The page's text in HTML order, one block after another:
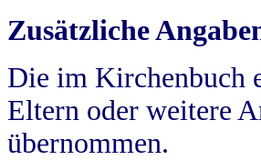
Zusätzliche
Die im Kirchenbuch
Eltern oder weitere
übernommen.